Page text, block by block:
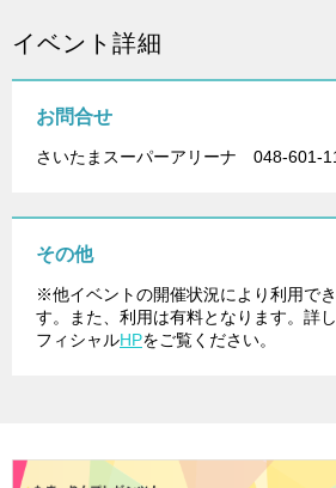
イベント詳細
お問合せ
さいたまスーパーアリーナ 048-601-
その他
※他イベントの開催状況により利用で
す。また、利用は有料となります。詳
フィシャルHPをご覧ください。